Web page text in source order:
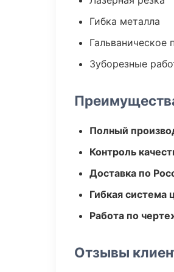
Гибка металла
Гальваническое
Зуборезные
Полный
Контроль
Доставка по
Гибкая система
Работа по
Отзывы